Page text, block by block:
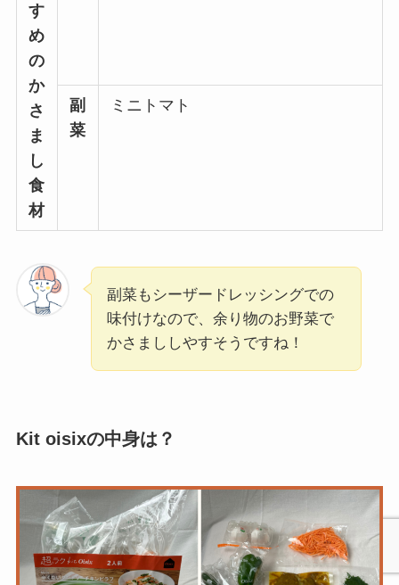
す
め
の
か
さ
ま
し
食
材
副
菜
ミニトマト
副菜もシーザードレッシングでの
味付けなので、余り物のお野菜で
かさまししやすそうですね！
Kit oisixの中身は？